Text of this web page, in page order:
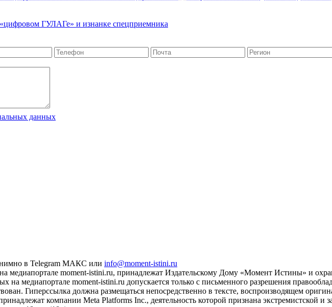
ГУЛАГе» и изнанке спецприемника
данных
в Telegram МАКС или info@moment-istini.ru
медиапортале moment-istini.ru, принадлежат Издательскому Дому «Момент Истины» и
на медиапортале moment-istini.ru допускается только с письменного разрешения
Гиперссылка должна размещаться непосредственно в тексте, воспроизводящем
компании Meta Platforms Inc., деятельность которой признана экстремистской